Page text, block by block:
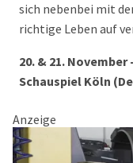
sich nebenbei mit
richtige Leben auf
20. & 21. November
Schauspiel Köln
Anzeige